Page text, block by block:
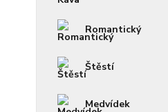
Romantický
Štěstí
Medvídek